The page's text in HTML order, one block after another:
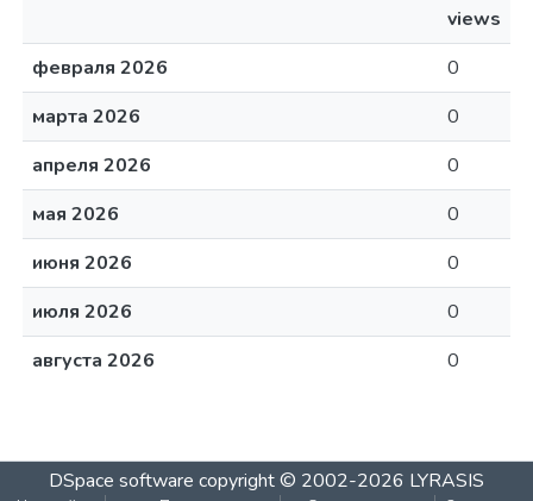
views
февраля 2026
0
марта 2026
0
апреля 2026
0
мая 2026
0
июня 2026
0
июля 2026
0
августа 2026
0
DSpace software copyright © 2002-2026 LYRASIS